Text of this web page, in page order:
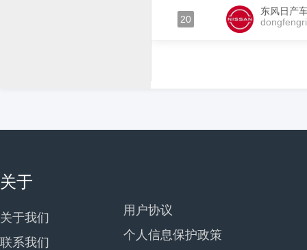
20
东风日产
关于
关于我们
联系我们
用户协议
个人信息保护政策